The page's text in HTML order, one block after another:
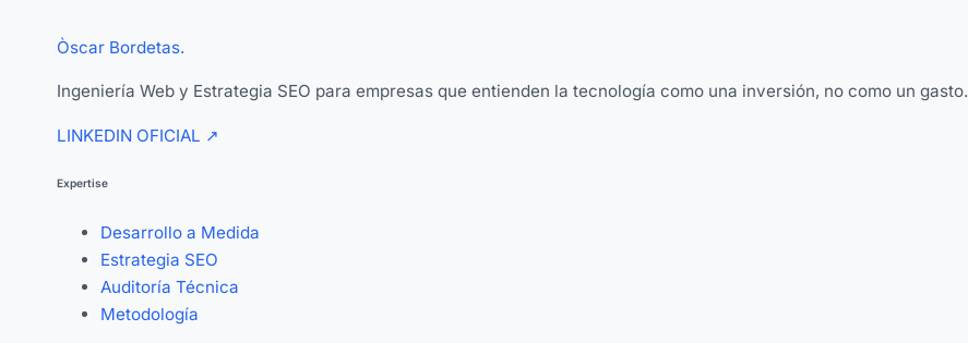
Òscar Bordetas.
Ingeniería Web y Estrategia SEO para empresas que entienden la tecnología como una inversión, no como un gasto.
LINKEDIN OFICIAL ↗
Expertise
Desarrollo a Medida
Estrategia SEO
Auditoría Técnica
Metodología